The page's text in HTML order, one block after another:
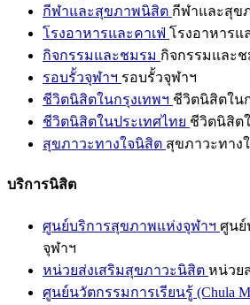
กีฬาและสุขภาพนิสิต กีฬาและสุข
โรงอาหารและคาเฟ่ โรงอาหารแ
กิจกรรมและชมรม กิจกรรมและ
รอบรั้วจุฬาฯ รอบรั้วจุฬาฯ
ชีวิตนิสิตในกรุงเทพฯ ชีวิตนิสิตใน
ชีวิตนิสิตในประเทศไทย ชีวิตนิสิต
สุขภาวะทางใจนิสิต สุขภาวะทาง
บริการนิสิต
ศูนย์บริการสุขภาพแห่งจุฬาฯ ศูนย์
จุฬาฯ
หน่วยส่งเสริมสุขภาวะนิสิต หน่วย
ศูนย์นวัตกรรมการเรียนรู้ (Chula